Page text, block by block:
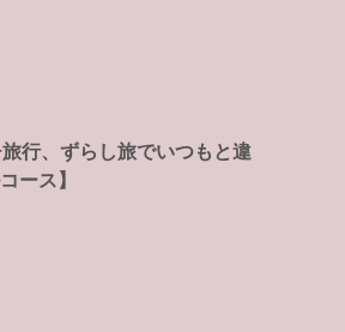
行、ずらし旅でいつもと違
ース】